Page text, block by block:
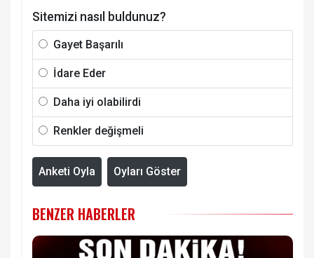
Sitemizi nasıl buldunuz?
Gayet Başarılı
İdare Eder
Daha iyi olabilirdi
Renkler değişmeli
Anketi Oyla Oyları Göster
BENZER HABERLER